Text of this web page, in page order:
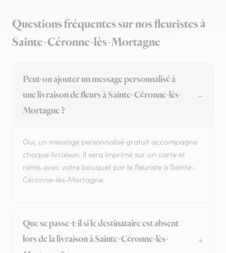
Questions fréquentes sur nos fleuristes à
Sainte-Céronne-lès-Mortagne
Peut-on ajouter un message personnalisé à
une livraison de fleurs à Sainte-Céronne-lès-
Mortagne ?
Oui, un message personnalisé gratuit accompagne
chaque livraison. Il sera imprimé sur un carte et
remis avec votre bouquet par le fleuriste à Sainte-
Céronne-lès-Mortagne.
Que se passe-t-il si le destinataire est absent
lors de la livraison à Sainte-Céronne-lès-